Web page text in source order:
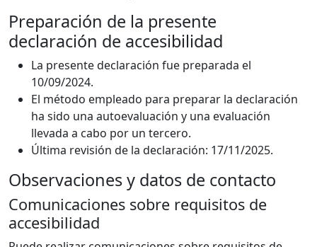
Preparación de la presente
declaración de accesibilidad
La presente declaración fue preparada el
10/09/2024.
El método empleado para preparar la declaración
ha sido una autoevaluación y una evaluación
llevada a cabo por un tercero.
Última revisión de la declaración: 17/11/2025.
Observaciones y datos de contacto
Comunicaciones sobre requisitos de
accesibilidad